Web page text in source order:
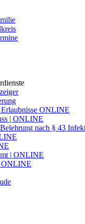
ONLINE
| ONLINE
nach § 43
| ONLINE
ONLINE